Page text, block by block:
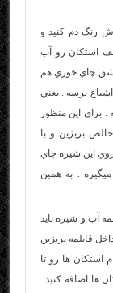
رنگ دم کنيد و
استکان رو آب
چاي خوري هم
برسه . يعني
. براي اين منظور
خالص بريزين و با
اين شيره چاي
ميگيره . به همين
آب و شيره بايد
قابلمه بريزين
استکان ها رو تا
ها اضافه کنيد .